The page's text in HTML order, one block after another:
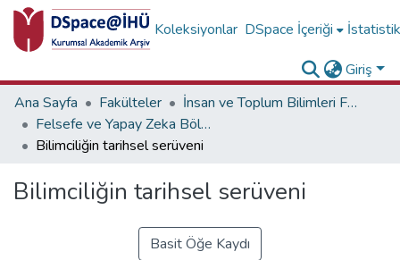
Koleksiyonlar DSpace İçeriği
Giriş
Ana Sayfa
Fakülteler
İnsan ve Toplum Bilimleri Fakültesi
Felsefe ve Yapay Zeka Bölümü Koleksiyonu
Bilimciliğin tarihsel serüveni
Bilimciliğin tarihsel serüveni
Basit Öğe Kaydı